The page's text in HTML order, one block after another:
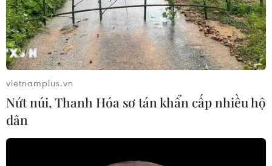
Dịch COVID-19: Những nỗ lực âm thầm
trong công tác bảo hộ công dân
vietnamplus.vn
Nứt núi, Thanh Hóa sơ tán khẩn cấp nhiều hộ
dân